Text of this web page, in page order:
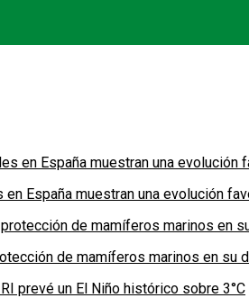
España muestran una evolución
de mamíferos marinos en su